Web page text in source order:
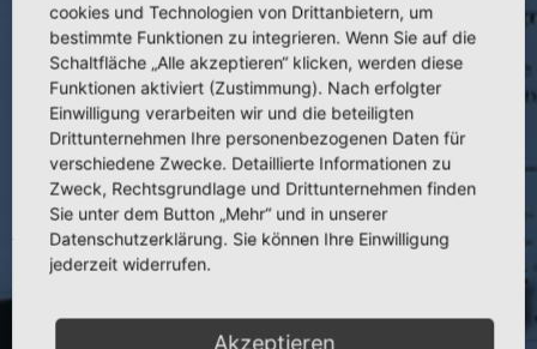
Veranstaltungsort: München
Veranstaltungsdatum:26.04.1990
Staphylokokken-Spondylitis
cookies und Technologien von Drittanbietern, um
bestimmte Funktionen zu integrieren. Wenn Sie auf die
Schaltfläche „Alle akzeptieren“ klicken, werden diese
Funktionen aktiviert (Zustimmung). Nach erfolgter
Einwilligung verarbeiten wir und die beteiligten
Drittunternehmen Ihre personenbezogenen Daten für
verschiedene Zwecke. Detaillierte Informationen zu
Zweck, Rechtsgrundlage und Drittunternehmen finden
Sie unter dem Button „Mehr“ und in unserer
Datenschutzerklärung. Sie können Ihre Einwilligung
jederzeit widerrufen.
Akzeptieren